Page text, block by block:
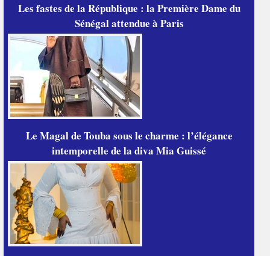
Les fastes de la République : la Première Dame du
Sénégal attendue à Paris
Le Magal de Touba sous le charme : l’élégance
intemporelle de la diva Mia Guissé